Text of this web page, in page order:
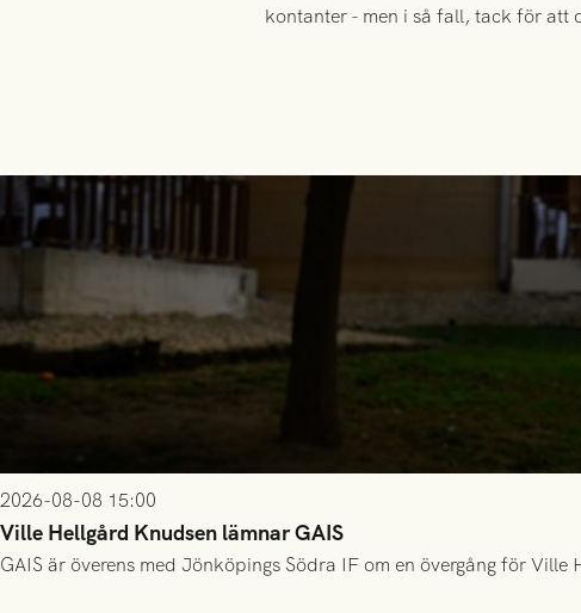
kontanter - men i så fall, tack för att
2026-08-08 15:00
Ville Hellgård Knudsen lämnar GAIS
GAIS är överens med Jönköpings Södra IF om en övergång för